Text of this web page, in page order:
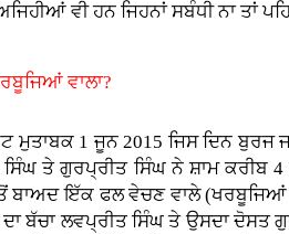
ਵੀ ਹਨ ਜਿਹਨਾਂ ਸਬੰਧੀ ਨਾ ਤਾਂ
ਵਾਲਾ?
ਮੁਤਾਬਕ 1 ਜੂਨ 2015 ਜਿਸ ਦਿਨ ਬੁਰਜ
ਤੇ ਗੁਰਪ੍ਰੀਤ ਸਿੰਘ ਨੇ ਸ਼ਾਮ
ਬਾਅਦ ਇੱਕ ਫਲ ਵੇਚਣ ਵਾਲੇ (ਖਰਬੂਜਿਆਂ
ਦਾ ਬੱਚਾ ਲਵਪ੍ਰੀਤ ਸਿੰਘ ਤੇ ਉਸਦਾ